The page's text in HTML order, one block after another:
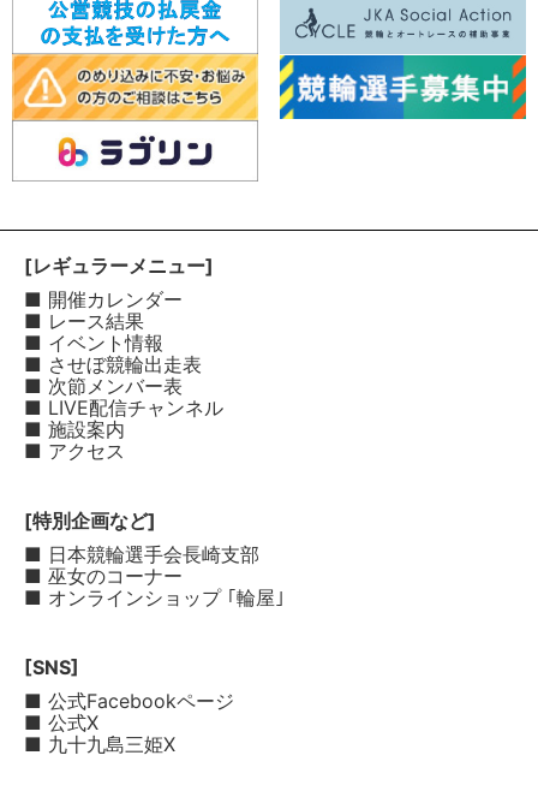
[レギュラーメニュー]
■ 開催カレンダー
■ レース結果
■ イベント情報
■ させぼ競輪出走表
■ 次節メンバー表
■ LIVE配信チャンネル
■ 施設案内
■ アクセス
[特別企画など]
■ 日本競輪選手会長崎支部
■ 巫女のコーナー
■ オンラインショップ ｢輪屋｣
[SNS]
■ 公式Facebookページ
■ 公式X
■ 九十九島三姫X